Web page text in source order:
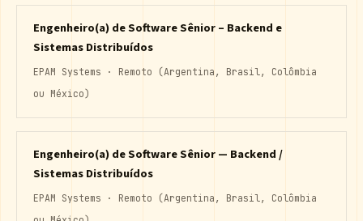
Engenheiro(a) de Software Sênior – Backend e
Sistemas Distribuídos
EPAM Systems · Remoto (Argentina, Brasil, Colômbia
ou México)
Engenheiro(a) de Software Sênior — Backend /
Sistemas Distribuídos
EPAM Systems · Remoto (Argentina, Brasil, Colômbia